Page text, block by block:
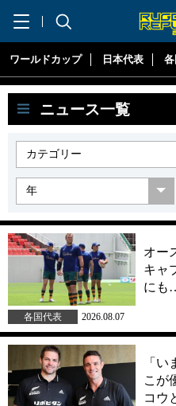
ワールドカップ 日本代表
ニュース一覧
オー
キャ
にも
各国代表 2026.08.07
「
こが
コウ